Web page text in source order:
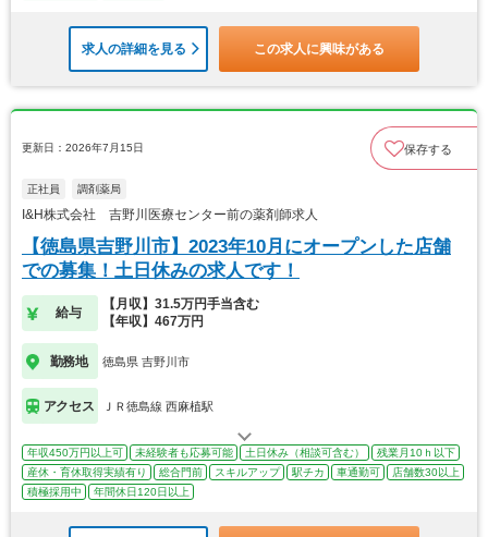
求人の詳細を見る この求人に興味がある
更新日：2026年7月15日 保存する
正社員 調剤薬局
I&H株式会社 吉野川医療センター前の薬剤師求人
【徳島県吉野川市】2023年10月にオープンした店舗
での募集！土日休みの求人です！
給与
【月収】31.5万円手当含む
【年収】467万円
勤務地 徳島県 吉野川市
アクセス ＪＲ徳島線 西麻植駅
年収450万円以上可 未経験者も応募可能 土日休み（相談可含む）
残業月10ｈ以下
産休・育休取得実績有り
総合門前 スキルアップ 駅チカ 車通勤可
店舗数30以上
積極採用中
年間休日120日以上